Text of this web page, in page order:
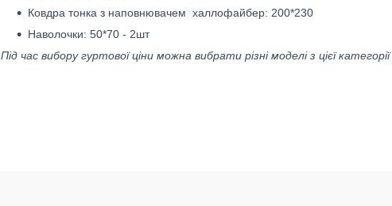
Ковдра тонка з наповнювачем халлофайбер: 200*230
Наволочки: 50*70 - 2шт
Під час вибору гуртової ціни можна вибрати різні моделі з цієї категорії